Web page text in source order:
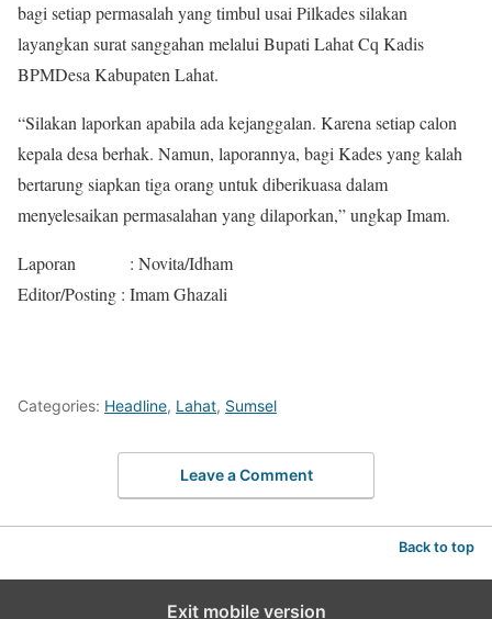
bagi setiap permasalah yang timbul usai Pilkades silakan
layangkan surat sanggahan melalui Bupati Lahat Cq Kadis
BPMDesa Kabupaten Lahat.
“Silakan laporkan apabila ada kejanggalan. Karena setiap calon
kepala desa berhak. Namun, laporannya, bagi Kades yang kalah
bertarung siapkan tiga orang untuk diberikuasa dalam
menyelesaikan permasalahan yang dilaporkan,” ungkap Imam.
Laporan : Novita/Idham
Editor/Posting : Imam Ghazali
Categories: Headline, Lahat, Sumsel
Leave a Comment
Back to top
Exit mobile version